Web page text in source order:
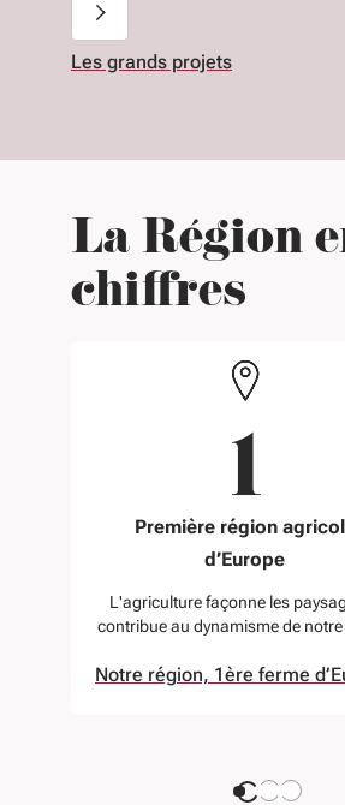
Les grands projets
La Région
chiffres
1
Première région
d’Europe
L'agriculture façonne les
contribue au dynamisme de
Notre région, 1ère ferme